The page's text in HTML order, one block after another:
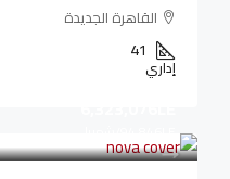
القاهرة الجديدة
41
إداري